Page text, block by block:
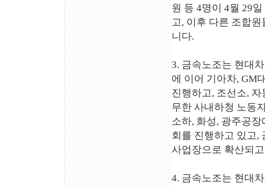
원 등 4명이 4월 29
고, 이후 다른 조합
니다.
3. 금속노조는 현대
에 이어 기아차, GM
진행하고, 조선소,
무한 사내하청 노동
소하, 화성, 광주공
회를 진행하고 있고,
사업장으로 확산되
4. 금속노조는 현대